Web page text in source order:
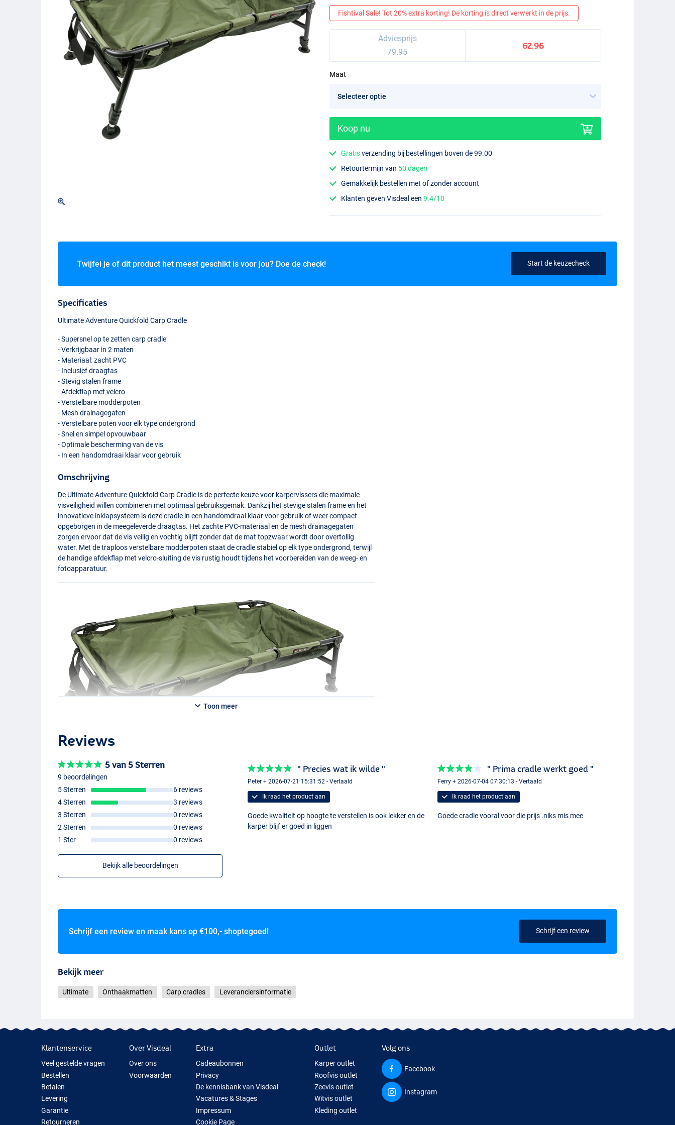
Fishtival Sale! Tot 20% extra korting! De korting is direct verwerkt in de prijs.
Adviesprijs
79.95
62.96
Maat
Koop nu
Gratisverzending bij bestellingen boven de 99.00
Retourtermijn van 50 dagen
Gemakkelijk bestellen met of zonder account
Klanten geven Visdeal een9.4/10
Twijfel je of dit product het meest geschikt is voor jou? Doe de check! Start de keuzecheck
Specificaties
Ultimate Adventure Quickfold Carp Cradle
- Supersnel op te zetten carp cradle
- Verkrijgbaar in 2 maten
- Materiaal: zacht PVC
- Inclusief draagtas
- Stevig stalen frame
- Afdekflap met velcro
- Verstelbare modderpoten
- Mesh drainagegaten
- Verstelbare poten voor elk type ondergrond
- Snel en simpel opvouwbaar
- Optimale bescherming van de vis
- In een handomdraai klaar voor gebruik
Omschrijving
De Ultimate Adventure Quickfold Carp Cradle is de perfecte keuze voor karpervissers die maximale
visveiligheid willen combineren met optimaal gebruiksgemak. Dankzij het stevige stalen frame en het
innovatieve inklapsysteem is deze cradle in een handomdraai klaar voor gebruik of weer compact
opgeborgen in de meegeleverde draagtas. Het zachte PVC-materiaal en de mesh drainagegaten
zorgen ervoor dat de vis veilig en vochtig blijft zonder dat de mat topzwaar wordt door overtollig
water. Met de traploos verstelbare modderpoten staat de cradle stabiel op elk type ondergrond, terwijl
de handige afdekflap met velcro-sluiting de vis rustig houdt tijdens het voorbereiden van de weeg- en
fotoapparatuur.
Toon meer
Reviews
5 van 5 Sterren
9 beoordelingen
5 Sterren
6 reviews
4 Sterren
3 reviews
3 Sterren
0 reviews
2 Sterren
0 reviews
1 Ster
0 reviews
Bekijk alle beoordelingen
" Precies wat ik wilde "
Peter + 2026-07-21 15:31:52 - Vertaald
Ik raad het product aan
Goede kwaliteit op hoogte te verstellen is ook lekker en de
karper blijf er goed in liggen
" Prima cradle werkt goed "
Ferry + 2026-07-04 07:30:13 - Vertaald
Ik raad het product aan
Goede cradle vooral voor die prijs .niks mis mee
Schrijf een review en maak kans op €100,- shoptegoed! Schrijf een review
Bekijk meer
Ultimate Onthaakmatten Carp cradles Leveranciersinformatie
Klantenservice
Veel gestelde vragen
Bestellen
Betalen
Levering
Garantie
Retourneren
Over Visdeal
Over ons
Voorwaarden
Extra
Cadeaubonnen
Privacy
De kennisbank van Visdeal
Vacatures & Stages
Impressum
Cookie Page
Outlet
Karper outlet
Roofvis outlet
Zeevis outlet
Witvis outlet
Kleding outlet
Volg ons
Facebook
Instagram